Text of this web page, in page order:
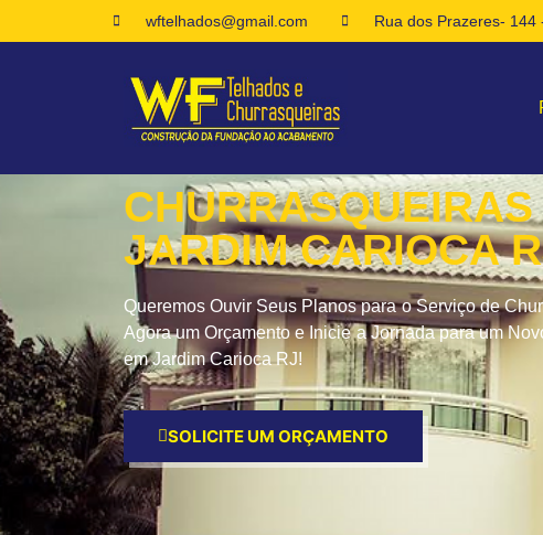
wftelhados@gmail.com Rua dos Prazeres-
CHURRASQUEIRAS
JARDIM CARIOCA
Queremos Ouvir Seus Planos para o Serviço de
Agora um Orçamento e Inicie a Jornada para um
em Jardim Carioca RJ!
SOLICITE UM ORÇAMENTO